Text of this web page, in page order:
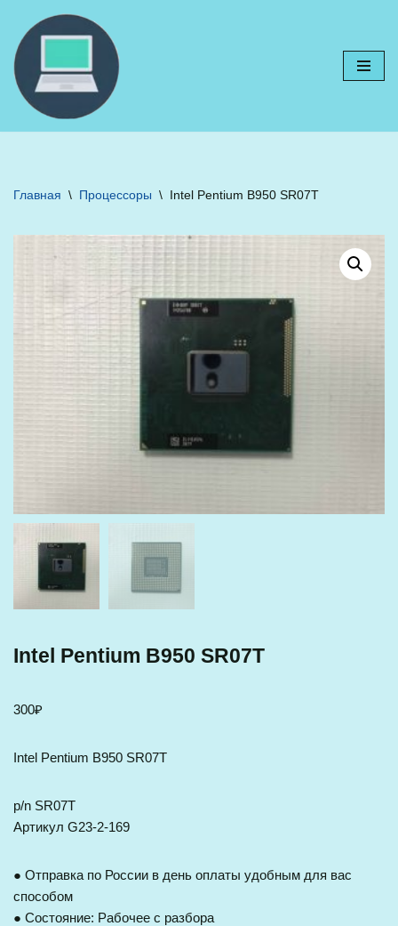
Перейти
к
содержимому
Главная \ Процессоры \ Intel Pentium B950 SR07T
Intel Pentium B950 SR07T
300₽
Intel Pentium B950 SR07T
p/n SR07T
Артикул G23-2-169
● Отправка по России в день оплаты удобным для вас
способом
● Состояние: Рабочее с разбора